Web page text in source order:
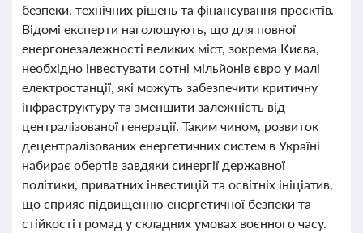
безпеки, технічних рішень та фінансування проєктів.
Відомі експерти наголошують, що для повної
енергонезалежності великих міст, зокрема Києва,
необхідно інвестувати сотні мільйонів євро у малі
електростанції, які можуть забезпечити критичну
інфраструктуру та зменшити залежність від
централізованої генерації. Таким чином, розвиток
децентралізованих енергетичних систем в Україні
набирає обертів завдяки синергії державної
політики, приватних інвестицій та освітніх ініціатив,
що сприяє підвищенню енергетичної безпеки та
стійкості громад у складних умовах воєнного часу.